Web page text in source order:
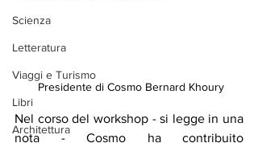
Scienza
Letteratura
Viaggi e Turismo
Libri
Architettura
Presidente di Cosmo Bernard Khoury
Nel corso del workshop - si legge in una
nota - Cosmo ha contribuito